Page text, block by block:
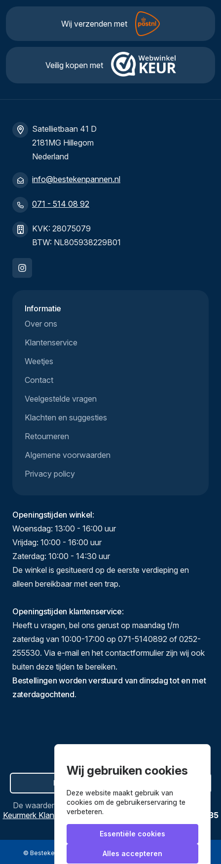
Wij verzenden met
Veilig kopen met
Satellietbaan 41 D
2181MG Hillegom
Nederland
info@bestekenpannen.nl
071 - 514 08 92
KVK: 28075079
BTW: NL805938229B01
Informatie
Over ons
Klantenservice
Weetjes
Contact
Veelgestelde vragen
Klachten en suggesties
Retourneren
Algemene voorwaarden
Privacy policy
Openingstijden winkel:
Woensdag: 13:00 - 16:00 uur
Vrijdag: 10:00 - 16:00 uur
Zaterdag: 10:00 - 14:30 uur
De winkel is gesitueerd op de eerste verdieping en
alleen bereikbaar met een trap.
Openingstijden klantenservice:
Heeft u vragen, bel ons gerust op maandag t/m
zaterdag van 10:00-17:00 op 071-5140892 of 0252-
255530. Via e-mail en het contactformulier zijn wij ook
buiten deze tijden te bereiken.
Bestellingen worden verstuurd van dinsdag tot en met
zaterdagochtend.
Hier de overeenkomst ontbinden
De waardering vanBestekenpannen.nlbijWebwinkel
Keurmerk Klantbeoordelingen
3635
reviews.
© Bestekenpannen.nl 2026 een webshop van
Wij gebruiken cookies
Deze website maakt gebruik van
cookies om de gebruikerservaring te
verbeteren.
Essentiële cookies
Alles accepteren